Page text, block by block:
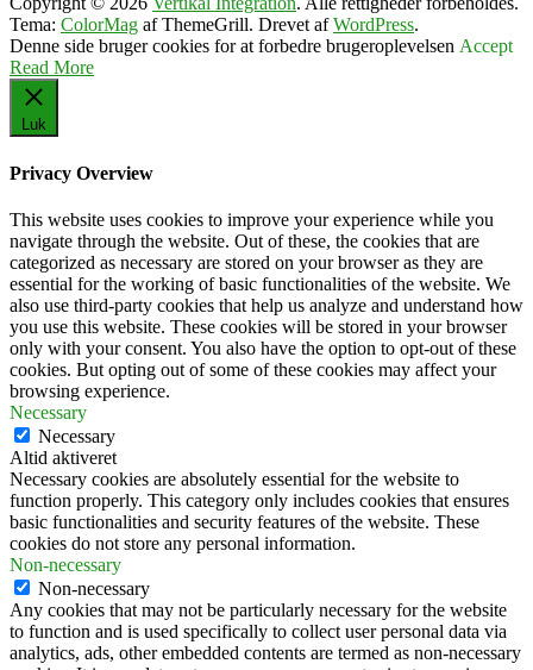
Tema: ColorMag af ThemeGrill. Drevet afWordPress.
Denne side bruger cookies for at forbedre brugeroplevelsen Accept
Read More
Luk
Privacy Overview
This website uses cookies to improve your experience while you
navigate through the website. Out of these, the cookies that are
categorized as necessary are stored on your browser as they are
essential for the working of basic functionalities of the website. We
also use third-party cookies that help us analyze and understand how
you use this website. These cookies will be stored in your browser
only with your consent. You also have the option to opt-out of these
cookies. But opting out of some of these cookies may affect your
browsing experience.
Necessary
Necessary
Altid aktiveret
Necessary cookies are absolutely essential for the website to
function properly. This category only includes cookies that ensures
basic functionalities and security features of the website. These
cookies do not store any personal information.
Non-necessary
Non-necessary
Any cookies that may not be particularly necessary for the website
to function and is used specifically to collect user personal data via
analytics, ads, other embedded contents are termed as non-necessary